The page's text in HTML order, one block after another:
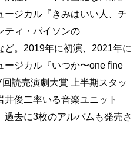
ージカル『きみはいい人、チ
ティ・パイソンの
。2019年に初演、2021年に
ージカル『いつか〜one fine
読売演劇大賞 上半期スタッ
俊二率いる音楽ユニット
過去に3枚のアルバムも発売さ